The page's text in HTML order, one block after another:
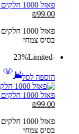
פאזל 1000 חלקים – טירת אילן דונאן – סקוטלנד
המחיר
היה:
₪129.00.
₪99.00
הוא:
₪99.00.
פאזל
בסיס צמחי
-23%
Limited
הוספה לסל
פאזל 1000 חלקים – המפרץ של פגי נובה סקוטיה
המחיר
היה:
₪129.00.
₪99.00
הוא:
₪99.00.
פאזל
בסיס צמחי